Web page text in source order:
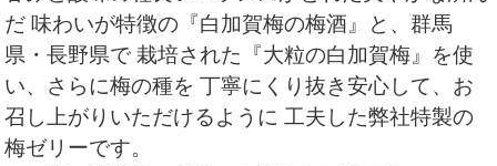
だ 味わいが特徴の『白加賀梅の梅酒』と、群馬
県・長野県で 栽培された『大粒の白加賀梅』を使
い、さらに梅の種を 丁寧にくり抜き安心して、お
召し上がりいただけるように 工夫した弊社特製の
梅ゼリーです。